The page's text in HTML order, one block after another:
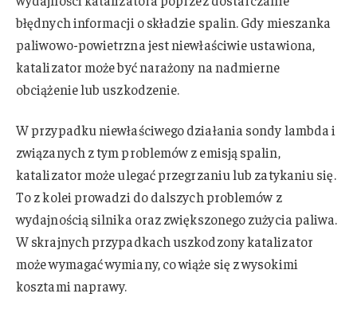
błędnych informacji o składzie spalin. Gdy mieszanka
paliwowo-powietrzna jest niewłaściwie ustawiona,
katalizator może być narażony na nadmierne
obciążenie lub uszkodzenie.
W przypadku niewłaściwego działania sondy lambda i
związanych z tym problemów z emisją spalin,
katalizator może ulegać przegrzaniu lub zatykaniu się.
To z kolei prowadzi do dalszych problemów z
wydajnością silnika oraz zwiększonego zużycia paliwa.
W skrajnych przypadkach uszkodzony katalizator
może wymagać wymiany, co wiąże się z wysokimi
kosztami naprawy.